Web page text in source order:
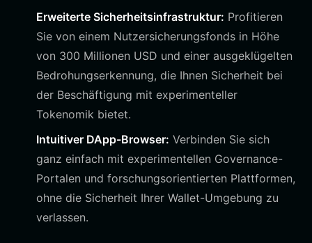
Erweiterte Sicherheitsinfrastruktur: Profitieren
Sie von einem Nutzersicherungsfonds in Höhe
von 300 Millionen USD und einer ausgeklügelten
Bedrohungserkennung, die Ihnen Sicherheit bei
der Beschäftigung mit experimenteller
Tokenomik bietet.
Intuitiver DApp-Browser: Verbinden Sie sich
ganz einfach mit experimentellen Governance-
Portalen und forschungsorientierten Plattformen,
ohne die Sicherheit Ihrer Wallet-Umgebung zu
verlassen.